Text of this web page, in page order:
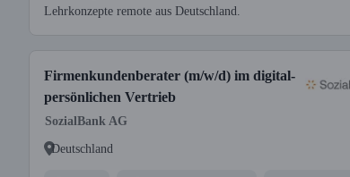
Lehrkonzepte remote aus Deutschland.
Firmenkundenberater (m/w/d) im digital-
persönlichen Vertrieb
SozialBank AG
Deutschland